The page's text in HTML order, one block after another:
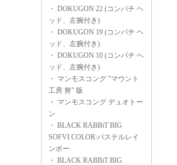
・ DOKUGON 22 (コンパチ ヘ
ッド、左腕付き)
・ DOKUGON 19 (コンパチ ヘ
ッド、左腕付き)
・ DOKUGON 10 (コンパチ ヘ
ッド、左腕付き)
・ マンモスコング "マウント
工房 努" 版
・ マンモスコング デュオトー
ン
・ BLACK RABBiT BIG
SOFVI COLOR:パステルレイ
ンボー
・ BLACK RABBiT BIG